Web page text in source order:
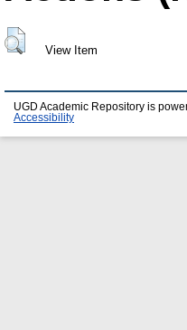
View Item
UGD Academic Repository is
Accessibility